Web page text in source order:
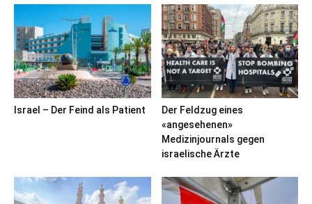
Israel – Der Feind als Patient
Der Feldzug eines
«angesehenen»
Medizinjournals gegen
israelische Ärzte